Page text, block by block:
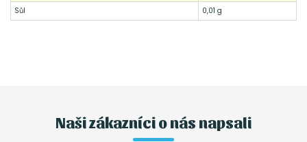
Sůl 0,01 g
Naši zákazníci o nás napsali